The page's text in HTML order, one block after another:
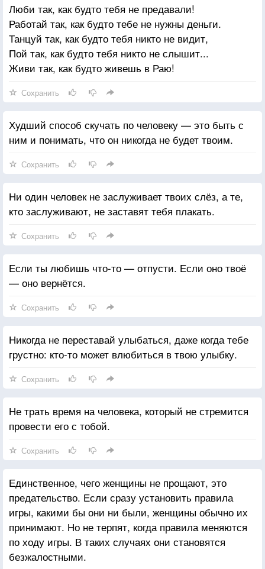
Люби так, как будто тебя не предавали!
Работай так, как будто тебе не нужны деньги.
Танцуй так, как будто тебя никто не видит,
Пой так, как будто тебя никто не слышит...
Живи так, как будто живешь в Раю!
Сохранить
Худший способ скучать по человеку — это быть с
ним и понимать, что он никогда не будет твоим.
Сохранить
Ни один человек не заслуживает твоих слёз, а те,
кто заслуживают, не заставят тебя плакать.
Сохранить
Если ты любишь что-то — отпусти. Если оно твоё
— оно вернётся.
Сохранить
Никогда не переставай улыбаться, даже когда тебе
грустно: кто-то может влюбиться в твою улыбку.
Сохранить
Не трать время на человека, который не стремится
провести его с тобой.
Сохранить
Единственное, чего женщины не прощают, это
предательство. Если сразу установить правила
игры, какими бы они ни были, женщины обычно их
принимают. Но не терпят, когда правила меняются
по ходу игры. В таких случаях они становятся
безжалостными.